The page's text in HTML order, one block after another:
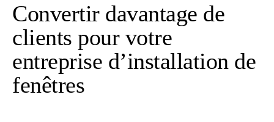
Convertir davantage de
clients pour votre
entreprise d’installation de
fenêtres